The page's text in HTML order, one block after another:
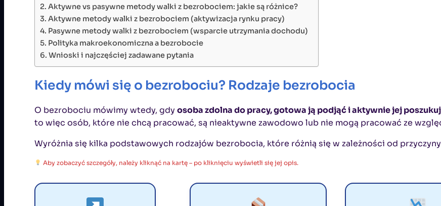
Aktywne vs pasywne metody walki z bezrobociem: jakie są różnice?
Aktywne metody walki z bezrobociem (aktywizacja rynku pracy)
Pasywne metody walki z bezrobociem (wsparcie utrzymania dochodu)
Polityka makroekonomiczna a bezrobocie
Wnioski i najczęściej zadawane pytania
Kiedy mówi się o bezrobociu? Rodzaje bezrobocia
O bezrobociu mówimy wtedy, gdyosoba zdolna do pracy, gotowa ją podjąć i aktywnie jej
to więc osób, które nie chcą pracować, są nieaktywne zawodowo lub nie mogą pracować ze
Wyróżnia się kilka podstawowych rodzajów bezrobocia, które różnią się w zależności od
Aby zobaczyć szczegóły, należy kliknąć na kartę – po kliknięciu wyświetli się jej opis.